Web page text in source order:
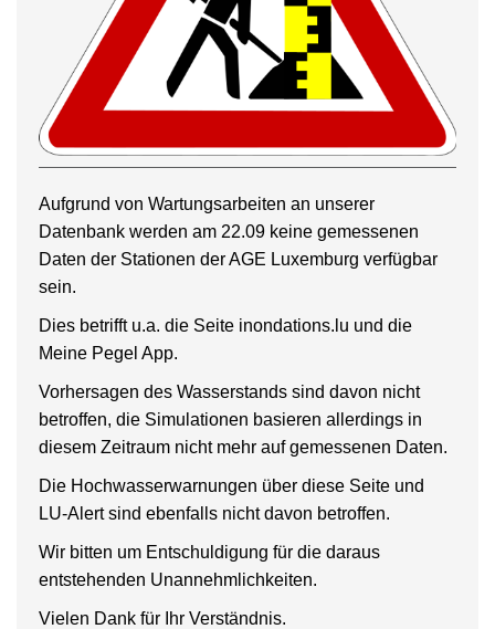
Aufgrund von Wartungsarbeiten an unserer
Datenbank werden am 22.09 keine gemessenen
Daten der Stationen der AGE Luxemburg verfügbar
sein.
Dies betrifft u.a. die Seite inondations.lu und die
Meine Pegel App.
Vorhersagen des Wasserstands sind davon nicht
betroffen, die Simulationen basieren allerdings in
diesem Zeitraum nicht mehr auf gemessenen Daten.
Die Hochwasserwarnungen über diese Seite und
LU-Alert sind ebenfalls nicht davon betroffen.
Wir bitten um Entschuldigung für die daraus
entstehenden Unannehmlichkeiten.
Vielen Dank für Ihr Verständnis.